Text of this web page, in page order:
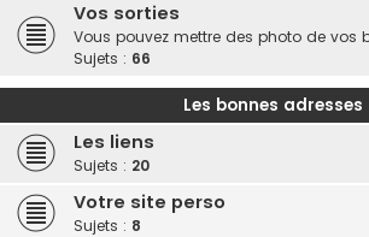
Vos sorties
Vous pouvez mettre des photo de vos
Sujets : 66
Les bonnes adresses
Les liens
Sujets : 20
Votre site perso
Sujets : 8